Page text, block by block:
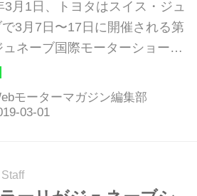
3月1日、トヨタはスイス・ジュ
3月7日〜17日に開催される第
ュネーブ国際モーターショーで
ープラ GT4 コンセプト」を世
開すると発表した。
モーターマガジン編集部